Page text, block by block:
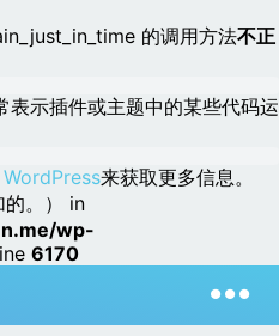
的调用方法不正
示插件或主题中的某些代码运
来获取更多信息。
的。） in
wp-
6170